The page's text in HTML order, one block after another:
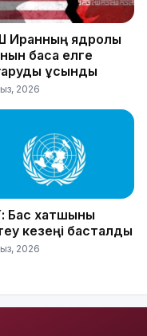
Иранның ядролық
басқа елге
ұсынды
2026
Бас хатшыны
кезеңі басталды
2026